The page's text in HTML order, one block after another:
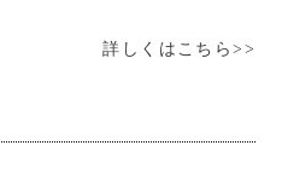
詳しくはこちら>>